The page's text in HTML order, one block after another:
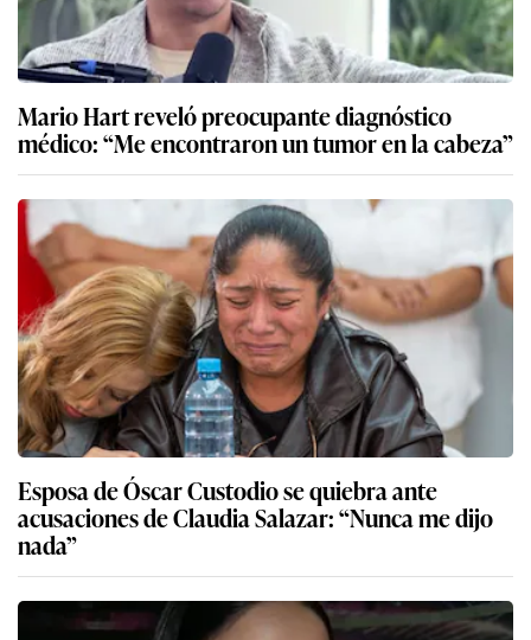
Mario Hart reveló preocupante diagnóstico
médico: “Me encontraron un tumor en la cabeza”
Esposa de Óscar Custodio se quiebra ante
acusaciones de Claudia Salazar: “Nunca me dijo
nada”